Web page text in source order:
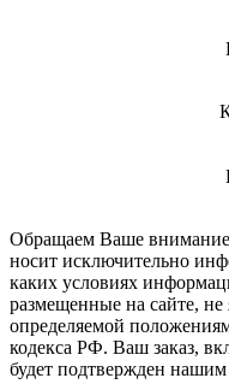
Обращаем Ваше внимание
носит исключительно
каких условиях
размещенные на сайте,
определяемой
кодекса РФ. Ваш заказ,
будет подтвержден